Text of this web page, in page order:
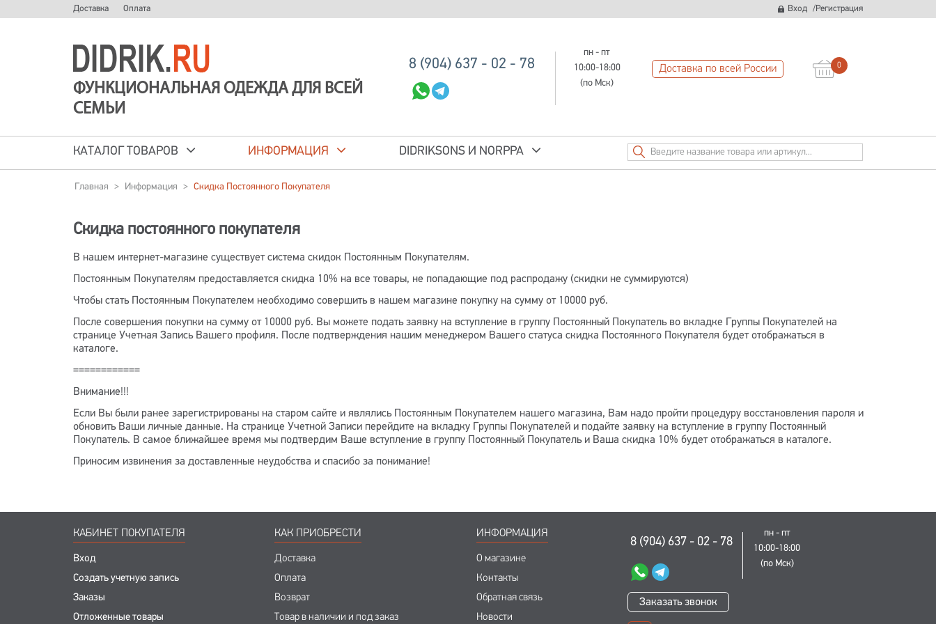
Доставка Оплата Вход /Регистрация
ФУНКЦИОНАЛЬНАЯ ОДЕЖДА ДЛЯ ВСЕЙ
СЕМЬИ
8 (904) 637 - 02 - 78
пн - пт
10:00-18:00
(по Мск)
Доставка по всей России 0
КАТАЛОГ ТОВАРОВ ИНФОРМАЦИЯ DIDRIKSONS И NORPPA
Главная > Информация > Скидка Постоянного Покупателя
Скидка постоянного покупателя
В нашем интернет-магазине существует система скидок Постоянным Покупателям.
Постоянным Покупателям предоставляется скидка 10% на все товары, не попадающие под распродажу (скидки не суммируются)
Чтобы стать Постоянным Покупателем необходимо совершить в нашем магазине покупку на сумму от 10000 руб.
После совершения покупки на сумму от 10000 руб. Вы можете подать заявку на вступление в группу Постоянный Покупатель во вкладке Группы Покупателей на
странице Учетная Запись Вашего профиля. После подтверждения нашим менеджером Вашего статуса скидка Постоянного Покупателя будет отображаться в
каталоге.
============
Внимание!!!
Если Вы были ранее зарегистрированы на старом сайте и являлись Постоянным Покупателем нашего магазина, Вам надо пройти процедуру восстановления пароля и
обновить Ваши личные данные. На странице Учетной Записи перейдите на вкладку Группы Покупателей и подайте заявку на вступление в группу Постоянный
Покупатель. В самое ближайшее время мы подтвердим Ваше вступление в группу Постоянный Покупатель и Ваша скидка 10% будет отображаться в каталоге.
Приносим извинения за доставленные неудобства и спасибо за понимание!
КАБИНЕТ ПОКУПАТЕЛЯ
Вход
Создать учетную запись
Заказы
Отложенные товары
КАК ПРИОБРЕСТИ
Доставка
Оплата
Возврат
Товар в наличии и под заказ
ИНФОРМАЦИЯ
О магазине
Контакты
Обратная связь
Новости
8 (904) 637 - 02 - 78
пн - пт
10:00-18:00
(по Мск)
Заказать звонок